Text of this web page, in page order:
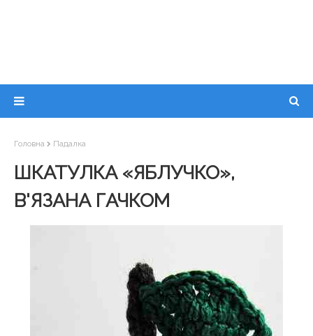
Головна Падалка
ШКАТУЛКА «ЯБЛУЧКО»,
В'ЯЗАНА ГАЧКОМ